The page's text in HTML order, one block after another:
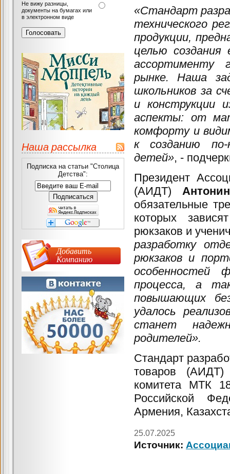
«Стандарт
технического
продукции,
целью создания
ассортименту
рынке. Наша
школьников за
и конструкции
аспекты: от
комфорту и
к созданию по-
детей», -
Президент
(АИДТ)
обязательные
которых
рюкзаков и
разработку
рюкзаков и
особенностей
процесса, а
повышающих
удалось
станет
родителей».
Стандарт
товаров (АИДТ)
комитета МТК
Российской
Армения,
25.07.2025
Источник:
Не вижу разницы,
документы на бумагах или
в электронном виде
Наша рассылка
Подписка на статьи "Столица
Детства":
Добавить
Компанию